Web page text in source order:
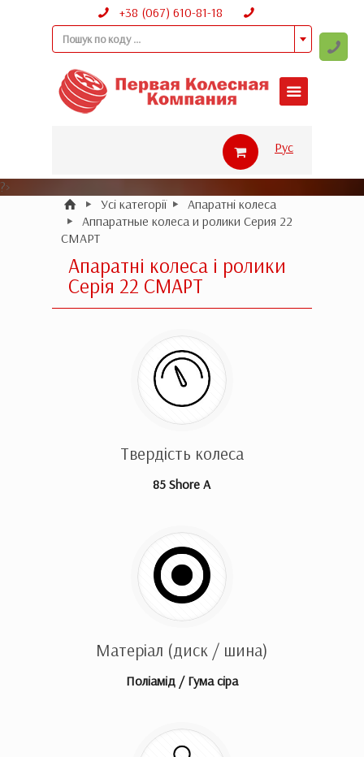
+38 (067) 610-81-18
Пошук по коду ...
Рус
?>
Усі категорії
Апаратні колеса
Аппаратные колеса и ролики Серия 22
СМАРТ
Апаратні колеса і ролики
Серія 22 СМАРТ
Твердість колеса
85 Shore A
Матеріал (диск / шина)
Поліамід / Гума сіра